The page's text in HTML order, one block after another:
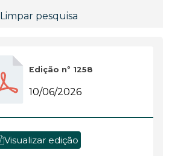
Limpar pesquisa
Edição nº 1258
10/06/2026
Visualizar edição